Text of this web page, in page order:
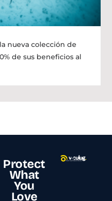
nueva colección de
de sus beneficios al
Protect
What
You
Love